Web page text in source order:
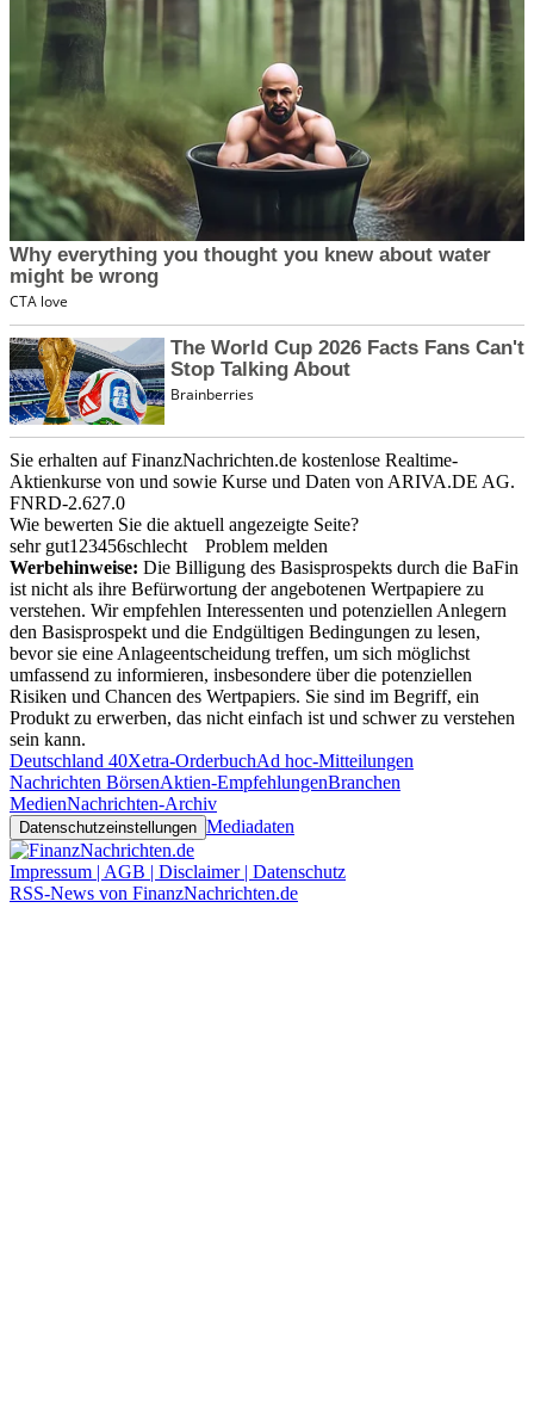
Sie erhalten auf FinanzNachrichten.de kostenlose Realtime-
Aktienkurse von und sowie Kurse und Daten von ARIVA.DE AG.
FNRD-2.627.0
Wie bewerten Sie die aktuell angezeigte Seite?
sehr gut1 23456schlecht
Problem melden
Werbehinweise: Die Billigung des Basisprospekts durch die BaFin
ist nicht als ihre Befürwortung der angebotenen Wertpapiere zu
verstehen. Wir empfehlen Interessenten und potenziellen Anlegern
den Basisprospekt und die Endgültigen Bedingungen zu lesen,
bevor sie eine Anlageentscheidung treffen, um sich möglichst
umfassend zu informieren, insbesondere über die potenziellen
Risiken und Chancen des Wertpapiers. Sie sind im Begriff, ein
Produkt zu erwerben, das nicht einfach ist und schwer zu verstehen
sein kann.
Deutschland 40Xetra-OrderbuchAd hoc-Mitteilungen
Nachrichten BörsenAktien-EmpfehlungenBranchen
MedienNachrichten-Archiv
Datenschutzeinstellungen Mediadaten
Impressum | AGB | Disclaimer | Datenschutz
RSS-News von FinanzNachrichten.de